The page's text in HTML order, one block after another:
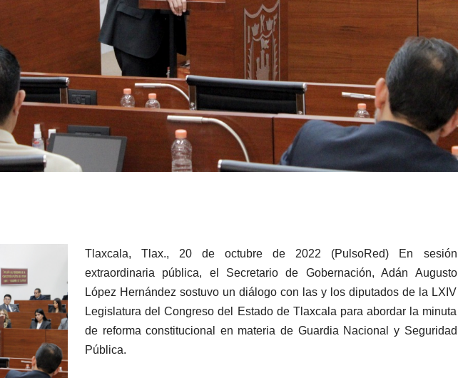
Tlaxcala, Tlax., 20 de octubre de 2022 (PulsoRed) En sesión
extraordinaria pública, el Secretario de Gobernación, Adán Augusto
López Hernández sostuvo un diálogo con las y los diputados de la LXIV
Legislatura del Congreso del Estado de Tlaxcala para abordar la minuta
de reforma constitucional en materia de Guardia Nacional y Seguridad
Pública.